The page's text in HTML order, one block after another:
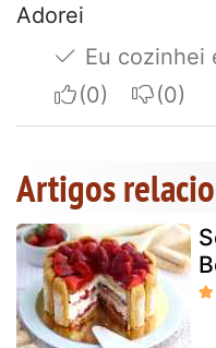
Adorei
Eu cozinhei
I apreciate
I do
Artigos